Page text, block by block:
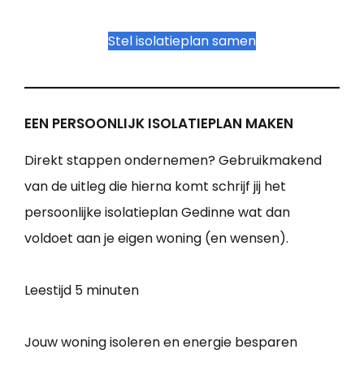
Stel isolatieplan samen
EEN PERSOONLIJK ISOLATIEPLAN MAKEN
Direkt stappen ondernemen? Gebruikmakend
van de uitleg die hierna komt schrijf jij het
persoonlijke isolatieplan Gedinne wat dan
voldoet aan je eigen woning (en wensen).
Leestijd 5 minuten
Jouw woning isoleren en energie besparen